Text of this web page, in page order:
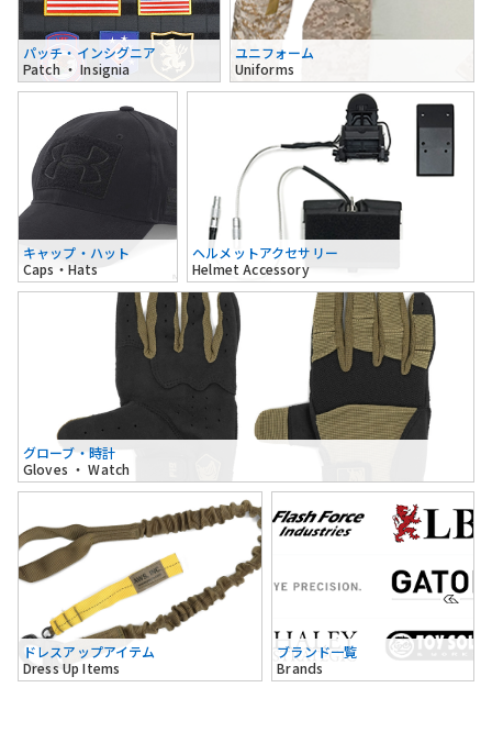
パッチ・インシグニア
Patch ・ Insignia
ユニフォーム
Uniforms
キャップ・ハット
Caps・Hats
ヘルメットアクセサリー
Helmet Accessory
グローブ・時計
Gloves ・ Watch
ドレスアップアイテム
Dress Up Items
ブランド一覧
Brands